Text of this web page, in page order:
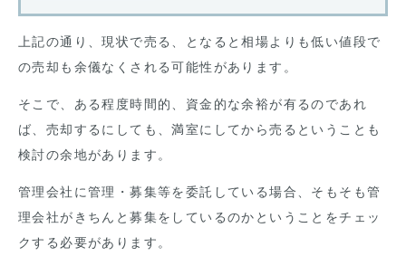
上記の通り、現状で売る、となると相場よりも低い値段で
の売却も余儀なくされる可能性があります。
そこで、ある程度時間的、資金的な余裕が有るのであれ
ば、売却するにしても、満室にしてから売るということも
検討の余地があります。
管理会社に管理・募集等を委託している場合、そもそも管
理会社がきちんと募集をしているのかということをチェッ
クする必要があります。